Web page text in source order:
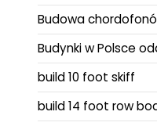
Budowa
Budynki w Polsce
build 10 foot skiff
build 14 foot row